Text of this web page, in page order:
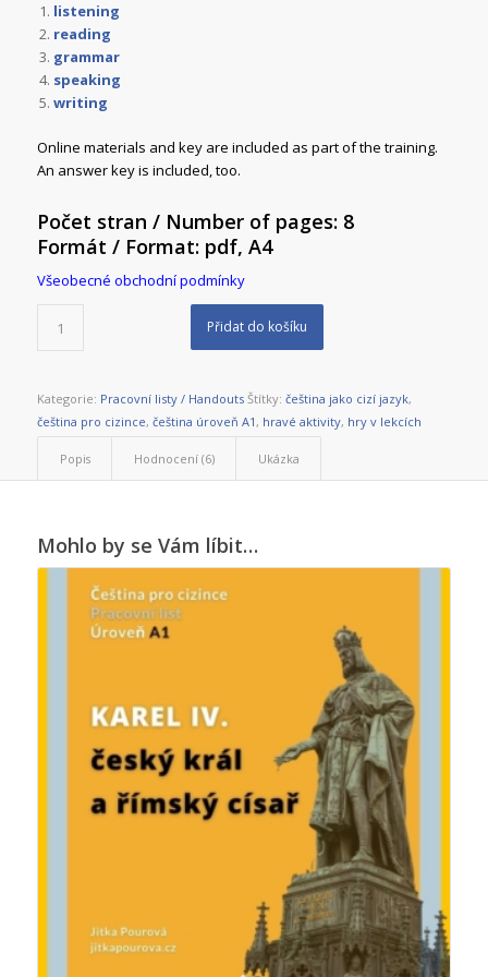
listening
reading
grammar
speaking
writing
Online materials and key are included as part of the training.
An answer key is included, too.
Počet stran / Number of pages: 8
Formát / Format: pdf, A4
Všeobecné obchodní podmínky
Přidat do košíku
Kategorie: Pracovní listy / Handouts Štítky: čeština jako cizí jazyk,
čeština pro cizince, čeština úroveň A1, hravé aktivity, hry v lekcích
Popis Hodnocení (6) Ukázka
Mohlo by se Vám líbit…